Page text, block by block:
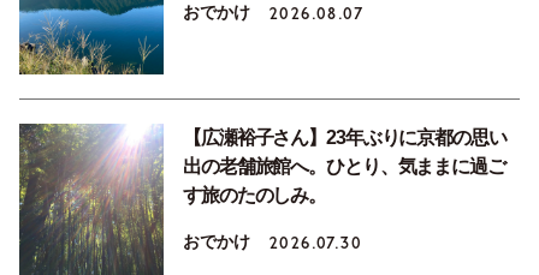
おでかけ 2026.08.07
【広瀬裕子さん】23年ぶりに京都の思い
出の老舗旅館へ。ひとり、気ままに過ご
す旅のたのしみ。
おでかけ 2026.07.30